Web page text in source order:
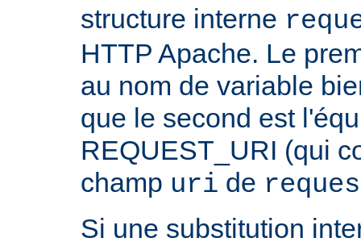
structure interne
HTTP Apache. Le
au nom de variable
que le second est
REQUEST_URI (qui
champ uri de
Si une substitution